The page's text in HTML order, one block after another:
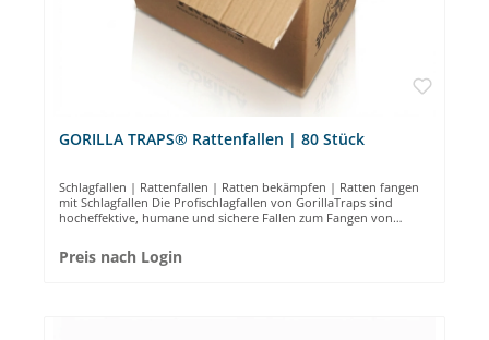
GORILLA TRAPS® Rattenfallen | 80 Stück
Schlagfallen | Rattenfallen | Ratten bekämpfen | Ratten fangen
mit Schlagfallen Die Profischlagfallen von GorillaTraps sind
hocheffektive, humane und sichere Fallen zum Fangen von
konzipiert und ist daher für den langfristigen, giftfreien Einsatz
perfekt geeignet. Durch die präzise Fertigung ist die Schlagfalle
Preis nach Login